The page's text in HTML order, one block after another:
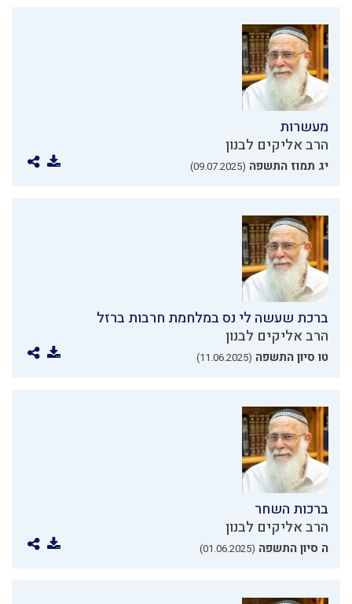
מעשרות
הרב אליקים לבנון
יג תמוז התשפה (09.07.2025)
ברכת שעשה לי נס במלחמת חרבות ברזל
הרב אליקים לבנון
טו סיון התשפה (11.06.2025)
ברכות השחר
הרב אליקים לבנון
ה סיון התשפה (01.06.2025)